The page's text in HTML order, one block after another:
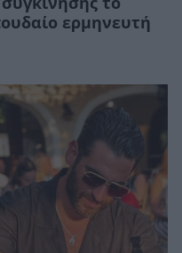
ερμηνευτή